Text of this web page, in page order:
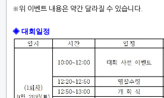
※위 이벤트 내용은 약간 달라질 수 있습니다
◈ 대회일정